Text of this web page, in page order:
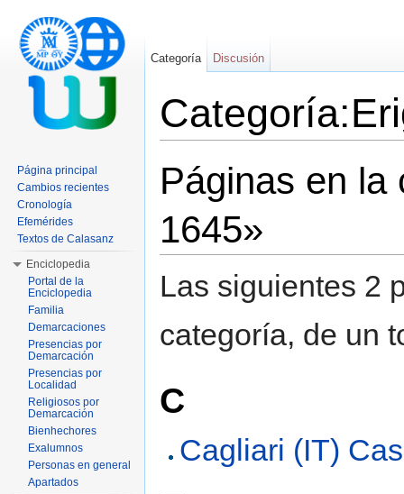
Páginas en la
1645»
Las siguientes 2
categoría, de un
C
Cagliari (IT)
Categoría Discusión
Página principal
Cambios recientes
Cronología
Efemérides
Textos de Calasanz
Enciclopedia
Portal de la
Enciclopedia
Familia
Demarcaciones
Presencias por
Demarcación
Presencias por
Localidad
Religiosos por
Demarcación
Bienhechores
Exalumnos
Personas en general
Apartados